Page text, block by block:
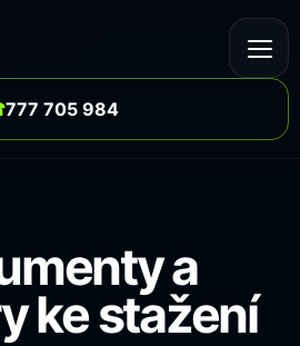
777 705 984
a
ke stažení